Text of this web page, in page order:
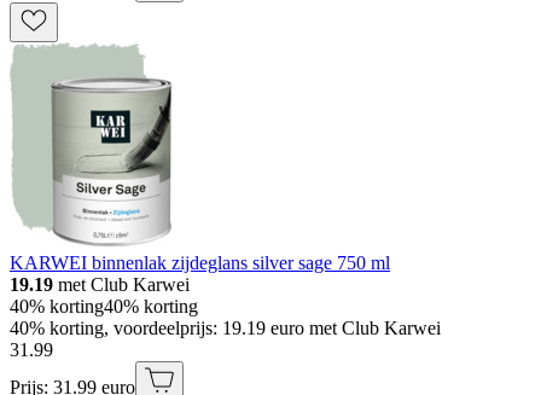
KARWEI binnenlak zijdeglans silver sage 750 ml
19.19 met Club Karwei
40% korting40% korting
40% korting, voordeelprijs: 19.19 euro met Club Karwei
31 .99
Prijs: 31.99 euro